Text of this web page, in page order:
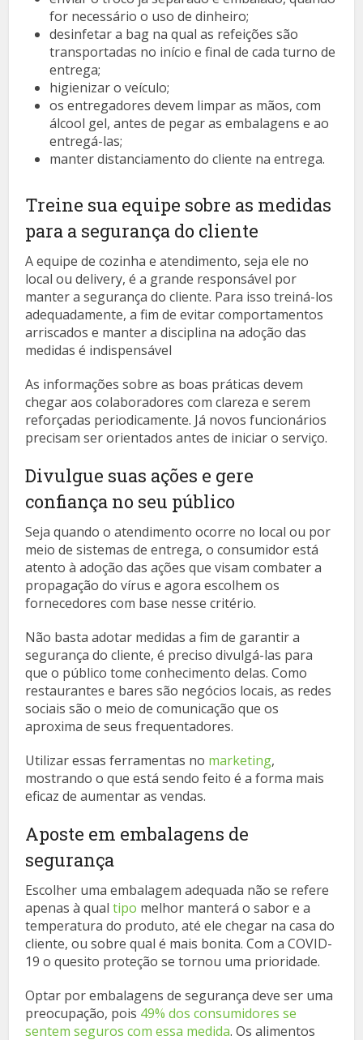
for necessário o uso de dinheiro;
desinfetar a bag na qual as refeições são
transportadas no início e final de cada turno de
entrega;
higienizar o veículo;
os entregadores devem limpar as mãos, com
álcool gel, antes de pegar as embalagens e ao
entregá-las;
manter distanciamento do cliente na entrega.
Treine sua equipe sobre as medidas
para a segurança do cliente
A equipe de cozinha e atendimento, seja ele no
local ou delivery, é a grande responsável por
manter a segurança do cliente. Para isso treiná-los
adequadamente, a fim de evitar comportamentos
arriscados e manter a disciplina na adoção das
medidas é indispensável
As informações sobre as boas práticas devem
chegar aos colaboradores com clareza e serem
reforçadas periodicamente. Já novos funcionários
precisam ser orientados antes de iniciar o serviço.
Divulgue suas ações e gere
confiança no seu público
Seja quando o atendimento ocorre no local ou por
meio de sistemas de entrega, o consumidor está
atento à adoção das ações que visam combater a
propagação do vírus e agora escolhem os
fornecedores com base nesse critério.
Não basta adotar medidas a fim de garantir a
segurança do cliente, é preciso divulgá-las para
que o público tome conhecimento delas. Como
restaurantes e bares são negócios locais, as redes
sociais são o meio de comunicação que os
aproxima de seus frequentadores.
Utilizar essas ferramentas no marketing,
mostrando o que está sendo feito é a forma mais
eficaz de aumentar as vendas.
Aposte em embalagens de
segurança
Escolher uma embalagem adequada não se refere
apenas à qualtipo melhor manterá o sabor e a
temperatura do produto, até ele chegar na casa do
cliente, ou sobre qual é mais bonita. Com a COVID-
19 o quesito proteção se tornou uma prioridade.
Optar por embalagens de segurança deve ser uma
preocupação, pois 49% dos consumidores se
sentem seguros com essa medida. Os alimentos